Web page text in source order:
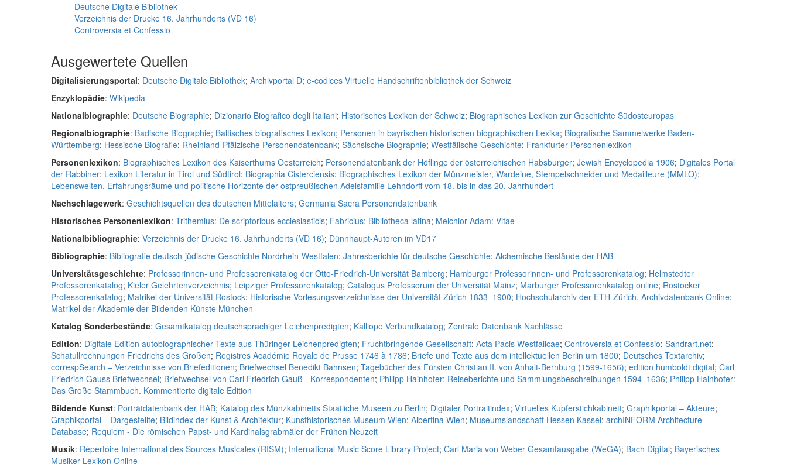
Deutsche Digitale Bibliothek
Verzeichnis der Drucke 16. Jahrhunderts (VD 16)
Controversia et Confessio
Ausgewertete Quellen
Digitalisierungsportal: Deutsche Digitale Bibliothek; Archivportal D; e-codices Virtuelle Handschriftenbibliothek der Schweiz
Enzyklopädie: Wikipedia
Nationalbiographie: Deutsche Biographie; Dizionario Biografico degli Italiani; Historisches Lexikon der Schweiz; Biographisches Lexikon zur Geschichte Südosteuropas
Regionalbiographie: Badische Biographie; Baltisches biografisches Lexikon; Personen in bayrischen historischen biographischen Lexika; Biografische Sammelwerke Baden-
Württemberg; Hessische Biografie; Rheinland-Pfälzische Personendatenbank; Sächsische Biographie; Westfälische Geschichte; Frankfurter Personenlexikon
Personenlexikon: Biographisches Lexikon des Kaiserthums Oesterreich; Personendatenbank der Höflinge der österreichischen Habsburger; Jewish Encyclopedia 1906; Digitales Portal
der Rabbiner; Lexikon Literatur in Tirol und Südtirol; Biographia Cisterciensis; Biographisches Lexikon der Münzmeister, Wardeine, Stempelschneider und Medailleure (MMLO);
Lebenswelten, Erfahrungsräume und politische Horizonte der ostpreußischen Adelsfamilie Lehndorff vom 18. bis in das 20. Jahrhundert
Nachschlagewerk: Geschichtsquellen des deutschen Mittelalters; Germania Sacra Personendatenbank
Historisches Personenlexikon: Trithemius: De scriptoribus ecclesiasticis; Fabricius: Bibliotheca latina; Melchior Adam: Vitae
Nationalbibliographie: Verzeichnis der Drucke 16. Jahrhunderts (VD 16); Dünnhaupt-Autoren im VD17
Bibliographie: Bibliografie deutsch-jüdische Geschichte Nordrhein-Westfalen; Jahresberichte für deutsche Geschichte; Alchemische Bestände der HAB
Universitätsgeschichte: Professorinnen- und Professorenkatalog der Otto-Friedrich-Universität Bamberg; Hamburger Professorinnen- und Professorenkatalog; Helmstedter
Professorenkatalog; Kieler Gelehrtenverzeichnis; Leipziger Professorenkatalog; Catalogus Professorum der Universität Mainz; Marburger Professorenkatalog online; Rostocker
Professorenkatalog; Matrikel der Universität Rostock; Historische Vorlesungsverzeichnisse der Universität Zürich 1833–1900; Hochschularchiv der ETH-Zürich, Archivdatenbank Online;
Matrikel der Akademie der Bildenden Künste München
Katalog Sonderbestände: Gesamtkatalog deutschsprachiger Leichenpredigten; Kalliope Verbundkatalog; Zentrale Datenbank Nachlässe
Edition: Digitale Edition autobiographischer Texte aus Thüringer Leichenpredigten; Fruchtbringende Gesellschaft; Acta Pacis Westfalicae; Controversia et Confessio; Sandrart.net;
Schatullrechnungen Friedrichs des Großen; Registres Académie Royale de Prusse 1746 à 1786; Briefe und Texte aus dem intellektuellen Berlin um 1800; Deutsches Textarchiv;
correspSearch – Verzeichnisse von Briefeditionen; Briefwechsel Benedikt Bahnsen; Tagebücher des Fürsten Christian II. von Anhalt-Bernburg (1599-1656); edition humboldt digital; Carl
Friedrich Gauss Briefwechsel; Briefwechsel von Carl Friedrich Gauß - Korrespondenten; Philipp Hainhofer: Reiseberichte und Sammlungsbeschreibungen 1594–1636; Philipp Hainhofer:
Das Große Stammbuch. Kommentierte digitale Edition
Bildende Kunst: Porträtdatenbank der HAB; Katalog des Münzkabinetts Staatliche Museen zu Berlin; Digitaler Portraitindex; Virtuelles Kupferstichkabinett; Graphikportal – Akteure;
Graphikportal – Dargestellte; Bildindex der Kunst & Architektur; Kunsthistorisches Museum Wien; Albertina Wien; Museumslandschaft Hessen Kassel; archINFORM Architecture
Database; Requiem - Die römischen Papst- und Kardinalsgrabmäler der Frühen Neuzeit
Musik: Répertoire International des Sources Musicales (RISM); International Music Score Library Project; Carl Maria von Weber Gesamtausgabe (WeGA); Bach Digital; Bayerisches
Musiker-Lexikon Online